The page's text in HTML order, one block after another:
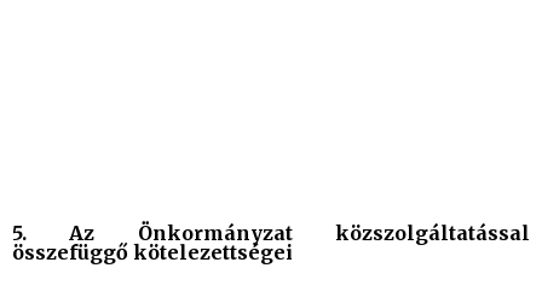
5. Az Önkormányzat közszolgáltatással
összefüggő kötelezettségei